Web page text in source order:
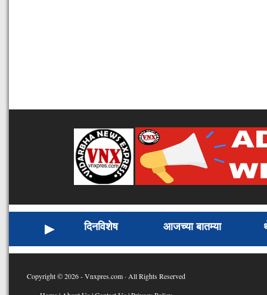
दिनविशेष आजच्या बातम्या
Copyright © 2026 - Vnxpres.com · All Rights Reserved